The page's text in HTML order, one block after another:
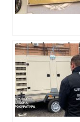
зоопарку
Ковідні
Прокуратура
повідомила про
підозру
співробітнику
обласної
щодо
переплати за